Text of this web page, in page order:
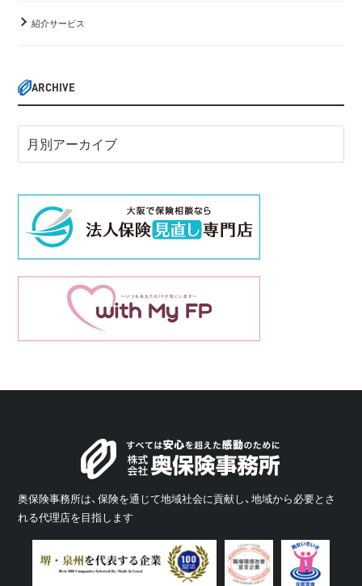
紹介サービス
ARCHIVE
奥保険事務所は、保険を通じて地域社会に貢献し、地域から必要とさ
れる代理店を目指します